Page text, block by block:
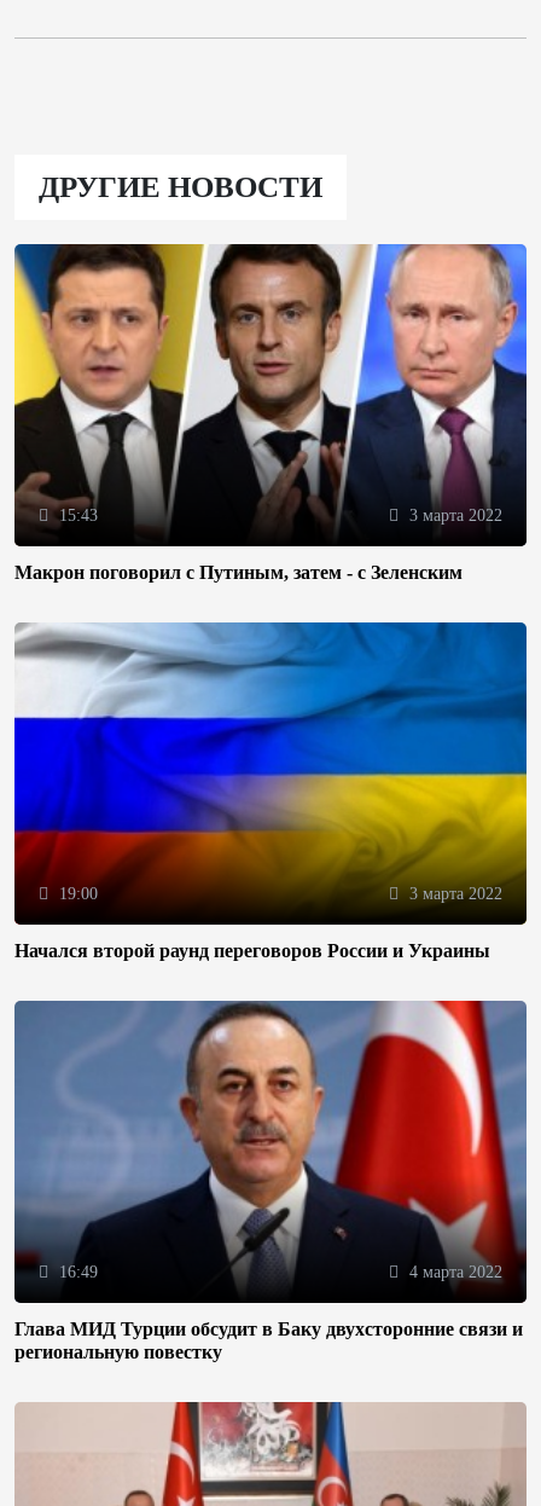
ДРУГИЕ НОВОСТИ
15:43 3 марта 2022
Макрон поговорил с Путиным, затем - с Зеленским
19:00 3 марта 2022
Начался второй раунд переговоров России и Украины
16:49 4 марта 2022
Глава МИД Турции обсудит в Баку двухсторонние связи и
региональную повестку